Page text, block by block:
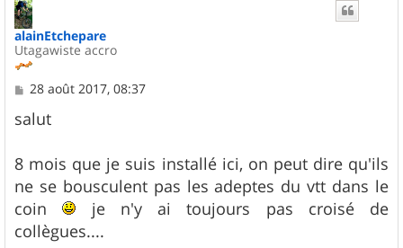
alainEtchepare
Utagawiste accro
M
s
s
g
e
28 août 2017, 08:37
salut
8 mois que je suis installé ici, on peut dire qu'ils
ne se bousculent pas les adeptes du vtt dans le
coin
je n'y ai toujours pas croisé de
collègues....